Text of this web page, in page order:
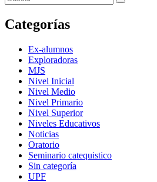
Categorías
Ex-alumnos
Exploradoras
MJS
Nivel Inicial
Nivel Medio
Nivel Primario
Nivel Superior
Niveles Educativos
Noticias
Oratorio
Seminario catequistico
Sin categoría
UPF